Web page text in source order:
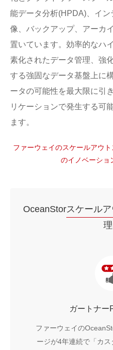
能データ分析(HPDA)、イ
像、バックアップ、アーカ
置いています。効率的なハ
素化されたデータ管理、強
する強固なデータ基盤上に
ータの可能性を最大限に引
リケーションで発生する可
ます。
ファーウェイのスケールアウ
のイノベーショ
OceanStorスケール
ガートナー
ファーウェイの
ージが4年連続で「カ